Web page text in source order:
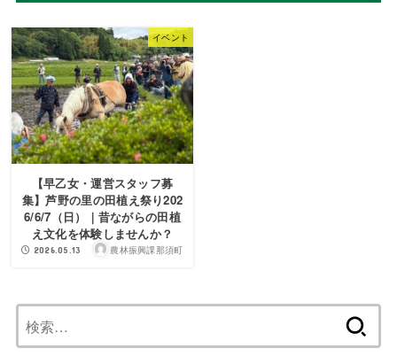
イベント
【早乙女・運営スタッフ募
集】芦野の里の田植え祭り202
6/6/7（日）｜昔ながらの田植
え文化を体験しませんか？
2026.05.13 農林振興課那須町
索: